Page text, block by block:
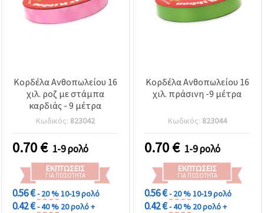
Κορδέλα Ανθοπωλείου 16
χιλ. ροζ με στάμπα
καρδιάς - 9 μέτρα
Κωδικός: 823042
0.70€ 1-9 ρολό
ΕΚΠΤΏΣΕΙΣ
ΓΙΑ ΠΟΣΌΤΗΤΑ
0.56 €- 20 %10-19 ρολό
0.42 €- 40 % 20 ρολό +
Κορδέλα Ανθοπωλείου 16
χιλ. πράσινη -9 μέτρα
Κωδικός: 823044
0.70€ 1-9 ρολό
ΕΚΠΤΏΣΕΙΣ
ΓΙΑ ΠΟΣΌΤΗΤΑ
0.56 €- 20 %10-19 ρολό
0.42 €- 40 % 20 ρολό +